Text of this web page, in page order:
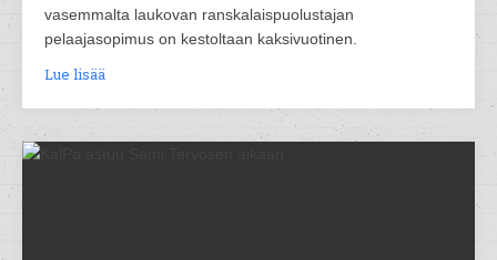
vasemmalta laukovan ranskalaispuolustajan
pelaajasopimus on kestoltaan kaksivuotinen.
Lue lisää